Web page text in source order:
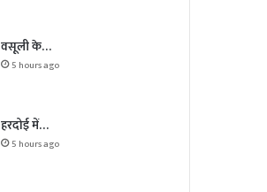
वसूली के…
5 hours ago
हरदोई में…
5 hours ago